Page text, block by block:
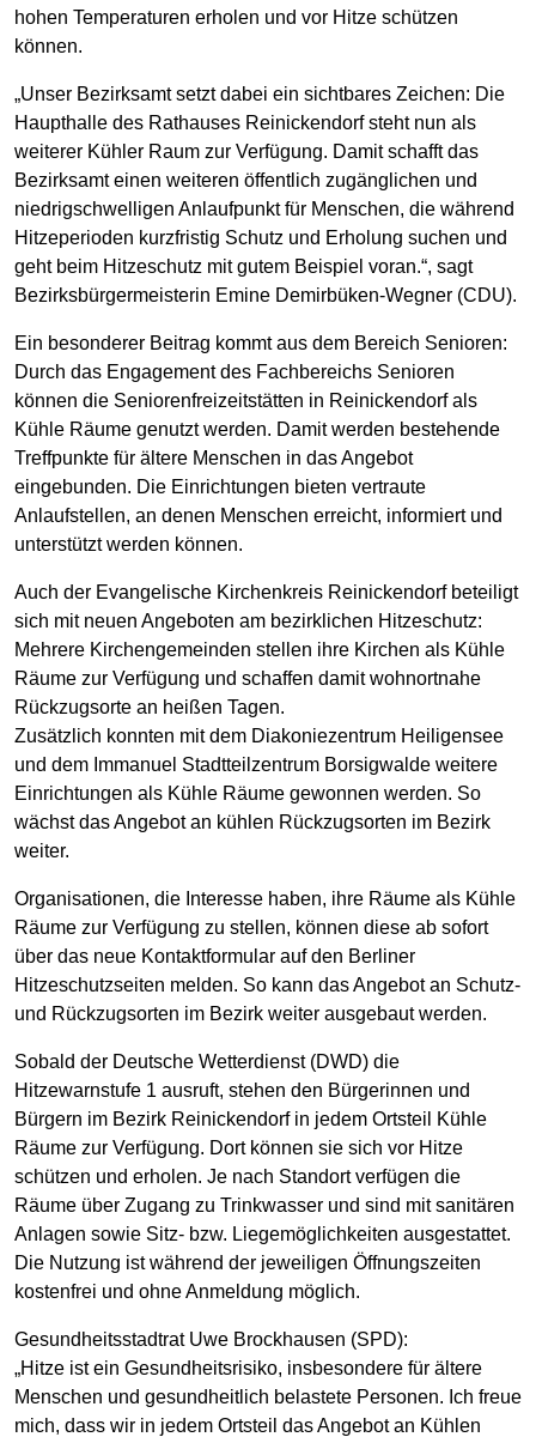
hohen Temperaturen erholen und vor Hitze schützen
können.
„Unser Bezirksamt setzt dabei ein sichtbares Zeichen: Die
Haupthalle des Rathauses Reinickendorf steht nun als
weiterer Kühler Raum zur Verfügung. Damit schafft das
Bezirksamt einen weiteren öffentlich zugänglichen und
niedrigschwelligen Anlaufpunkt für Menschen, die während
Hitzeperioden kurzfristig Schutz und Erholung suchen und
geht beim Hitzeschutz mit gutem Beispiel voran.“, sagt
Bezirksbürgermeisterin Emine Demirbüken-Wegner (CDU).
Ein besonderer Beitrag kommt aus dem Bereich Senioren:
Durch das Engagement des Fachbereichs Senioren
können die Seniorenfreizeitstätten in Reinickendorf als
Kühle Räume genutzt werden. Damit werden bestehende
Treffpunkte für ältere Menschen in das Angebot
eingebunden. Die Einrichtungen bieten vertraute
Anlaufstellen, an denen Menschen erreicht, informiert und
unterstützt werden können.
Auch der Evangelische Kirchenkreis Reinickendorf beteiligt
sich mit neuen Angeboten am bezirklichen Hitzeschutz:
Mehrere Kirchengemeinden stellen ihre Kirchen als Kühle
Räume zur Verfügung und schaffen damit wohnortnahe
Rückzugsorte an heißen Tagen.
Zusätzlich konnten mit dem Diakoniezentrum Heiligensee
und dem Immanuel Stadtteilzentrum Borsigwalde weitere
Einrichtungen als Kühle Räume gewonnen werden. So
wächst das Angebot an kühlen Rückzugsorten im Bezirk
weiter.
Organisationen, die Interesse haben, ihre Räume als Kühle
Räume zur Verfügung zu stellen, können diese ab sofort
über das neue Kontaktformular auf den Berliner
Hitzeschutzseiten melden. So kann das Angebot an Schutz-
und Rückzugsorten im Bezirk weiter ausgebaut werden.
Sobald der Deutsche Wetterdienst (DWD) die
Hitzewarnstufe 1 ausruft, stehen den Bürgerinnen und
Bürgern im Bezirk Reinickendorf in jedem Ortsteil Kühle
Räume zur Verfügung. Dort können sie sich vor Hitze
schützen und erholen. Je nach Standort verfügen die
Räume über Zugang zu Trinkwasser und sind mit sanitären
Anlagen sowie Sitz- bzw. Liegemöglichkeiten ausgestattet.
Die Nutzung ist während der jeweiligen Öffnungszeiten
kostenfrei und ohne Anmeldung möglich.
Gesundheitsstadtrat Uwe Brockhausen (SPD):
„Hitze ist ein Gesundheitsrisiko, insbesondere für ältere
Menschen und gesundheitlich belastete Personen. Ich freue
mich, dass wir in jedem Ortsteil das Angebot an Kühlen